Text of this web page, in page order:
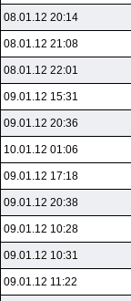
08.01.12 20:14
08.01.12 21:08
08.01.12 22:01
09.01.12 15:31
09.01.12 20:36
10.01.12 01:06
09.01.12 17:18
09.01.12 20:38
09.01.12 10:28
09.01.12 10:31
09.01.12 11:22